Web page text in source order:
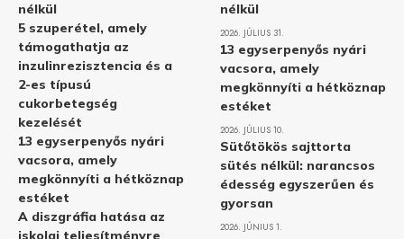
nélkül
5 szuperétel, amely
támogathatja az
inzulinrezisztencia és a
2-es típusú
cukorbetegség
kezelését
13 egyserpenyős nyári
vacsora, amely
megkönnyíti a hétköznap
estéket
A diszgráfia hatása az
iskolai teljesítményre
nélkül
2026. JÚLIUS 31.
13 egyserpenyős nyári
vacsora, amely
megkönnyíti a hétköznap
estéket
2026. JÚLIUS 10.
Sütőtökös sajttorta
sütés nélkül: narancsos
édesség egyszerűen és
gyorsan
2026. JÚNIUS 1.